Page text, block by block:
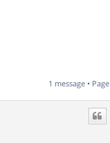
1 message • Page